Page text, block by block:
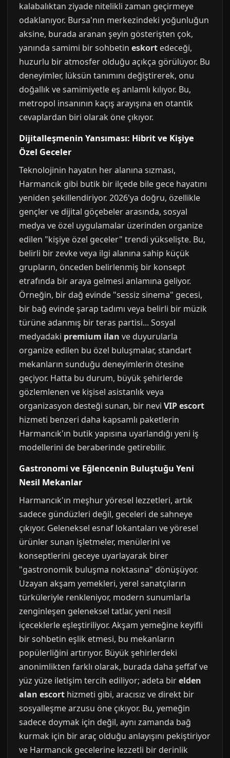
kalabalıktan ziyade nitelikli zaman geçirmeye
odaklanıyor. Bursa'nın merkezindeki yoğunluğun
aksine, burada aranan şeyin gösterişten çok,
yanında samimi bir sohbetin eskort edeceği,
huzurlu bir atmosfer olduğu açıkça görülüyor. Bu
deneyimler, lüksün tanımını değiştirerek, onu
doğallık ve samimiyetle eş anlamlı kılıyor. Bu,
metropol insanının kaçış arayışına en otantik
cevaplardan biri olarak öne çıkıyor.
Dijitalleşmenin Yansıması: Hibrit ve Kişiye
Özel Geceler
Teknolojinin hayatın her alanına sızması,
Harmancık gibi butik bir ilçede bile gece hayatını
yeniden şekillendiriyor. 2026'ya doğru, özellikle
gençler ve dijital göçebeler arasında, sosyal
medya ve özel uygulamalar üzerinden organize
edilen "kişiye özel geceler" trendi yükselişte. Bu,
belirli bir zevke veya ilgi alanına sahip küçük
grupların, önceden belirlenmiş bir konsept
etrafında bir araya gelmesi anlamına geliyor.
Örneğin, bir dağ evinde "sessiz sinema" gecesi,
bir bağ evinde şarap tadımı veya belirli bir müzik
türüne adanmış bir teras partisi... Sosyal
medyadaki premium ilan ve duyurularla
organize edilen bu özel buluşmalar, standart
mekanların sunduğu deneyimlerin ötesine
geçiyor. Hatta bu durum, büyük şehirlerde
gözlemlenen ve kişisel asistanlık veya
organizasyon desteği sunan, bir nevi VIP escort
hizmeti benzeri daha kapsamlı paketlerin
Harmancık'ın butik yapısına uyarlandığı yeni iş
modellerini de beraberinde getirebilir.
Gastronomi ve Eğlencenin Buluştuğu Yeni
Nesil Mekanlar
Harmancık'ın meşhur yöresel lezzetleri, artık
sadece gündüzleri değil, geceleri de sahneye
çıkıyor. Geleneksel esnaf lokantaları ve yöresel
ürünler sunan işletmeler, menülerini ve
konseptlerini geceye uyarlayarak birer
"gastronomik buluşma noktasına" dönüşüyor.
Uzayan akşam yemekleri, yerel sanatçıların
türküleriyle renkleniyor, modern sunumlarla
zenginleşen geleneksel tatlar, yeni nesil
içeceklerle eşleştiriliyor. Akşam yemeğine keyifli
bir sohbetin eşlik etmesi, bu mekanların
popülerliğini artırıyor. Büyük şehirlerdeki
anonimlikten farklı olarak, burada daha şeffaf ve
yüz yüze iletişim tercih ediliyor; adeta birelden
alan escort hizmeti gibi, aracısız ve direkt bir
sosyalleşme arzusu öne çıkıyor. Bu, yemeğin
sadece doymak için değil, aynı zamanda bağ
kurmak için bir araç olduğu anlayışını pekiştiriyor
ve Harmancık gecelerine lezzetli bir derinlik